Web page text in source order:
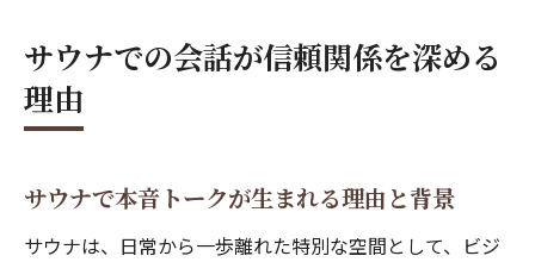
サウナでの会話が信頼関係を深める
理由
サウナで本音トークが生まれる理由と背景
サウナは、日常から一歩離れた特別な空間として、ビジ